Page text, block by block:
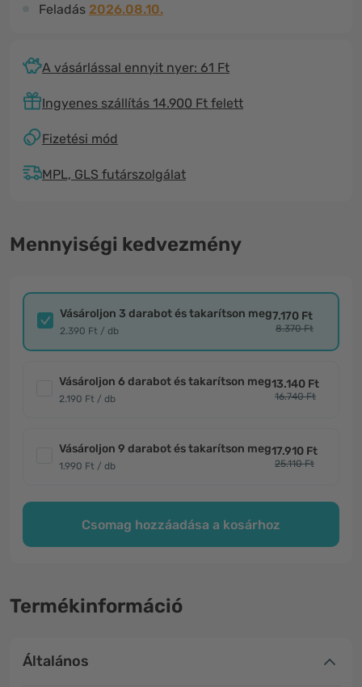
Feladás 2026.08.10.
A vásárlással ennyit nyer: 61 Ft
Ingyenes szállítás 14.900 Ft felett
Fizetési mód
MPL, GLS futárszolgálat
Mennyiségi kedvezmény
Vásároljon 3 darabot és takarítson meg
2.390 Ft / db
7.170 Ft
8.370 Ft
Vásároljon 6 darabot és takarítson meg
2.190 Ft / db
13.140 Ft
16.740 Ft
Vásároljon 9 darabot és takarítson meg
1.990 Ft / db
17.910 Ft
25.110 Ft
Csomag hozzáadása a kosárhoz
Termékinformáció
Általános